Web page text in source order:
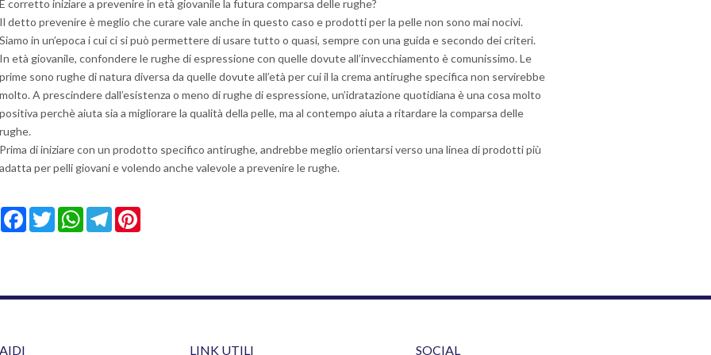
È corretto iniziare a prevenire in età giovanile la futura comparsa delle rughe?
Il detto prevenire è meglio che curare vale anche in questo caso e prodotti per la pelle non sono mai nocivi.
Siamo in un’epoca i cui ci si può permettere di usare tutto o quasi, sempre con una guida e secondo dei criteri.
In età giovanile, confondere le rughe di espressione con quelle dovute all’invecchiamento è comunissimo. Le
prime sono rughe di natura diversa da quelle dovute all’età per cui il la crema antirughe specifica non servirebbe
molto. A prescindere dall’esistenza o meno di rughe di espressione, un’idratazione quotidiana è una cosa molto
positiva perchè aiuta sia a migliorare la qualità della pelle, ma al contempo aiuta a ritardare la comparsa delle
rughe.
Prima di iniziare con un prodotto specifico antirughe, andrebbe meglio orientarsi verso una linea di prodotti più
adatta per pelli giovani e volendo anche valevole a prevenire le rughe.
FacebookTwitterWhatsApp
Telegram
LINK UTILI SOCIAL